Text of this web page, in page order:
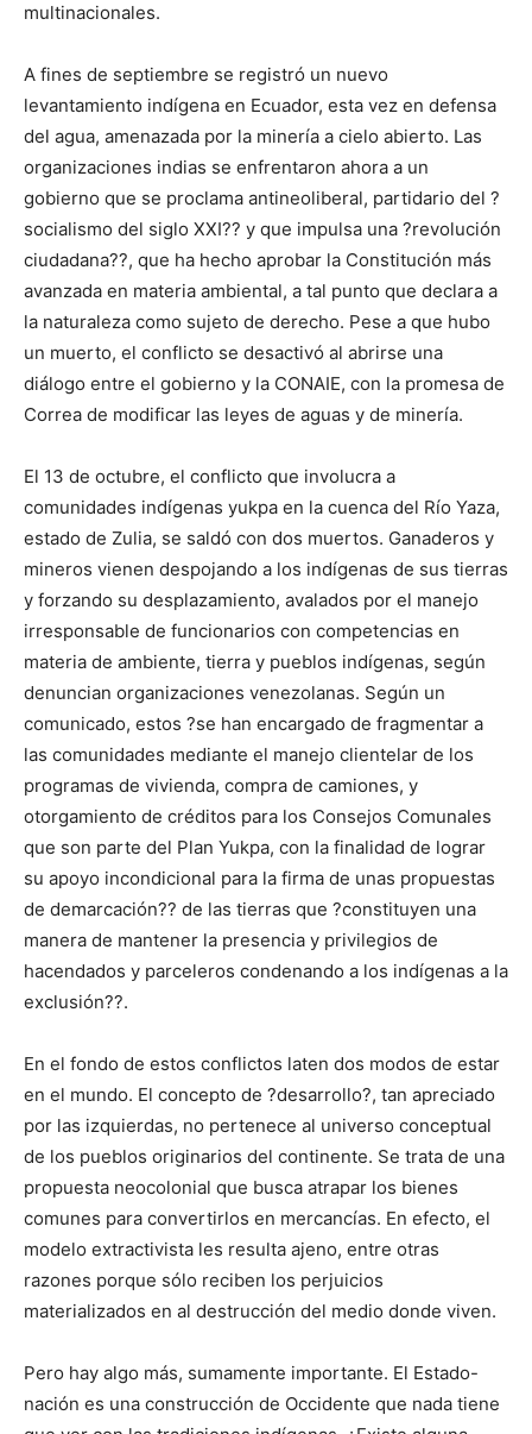
multinacionales.
A fines de septiembre se registró un nuevo
levantamiento indígena en Ecuador, esta vez en defensa
del agua, amenazada por la minería a cielo abierto. Las
organizaciones indias se enfrentaron ahora a un
gobierno que se proclama antineoliberal, partidario del ?
socialismo del siglo XXI?? y que impulsa una ?revolución
ciudadana??, que ha hecho aprobar la Constitución más
avanzada en materia ambiental, a tal punto que declara a
la naturaleza como sujeto de derecho. Pese a que hubo
un muerto, el conflicto se desactivó al abrirse una
diálogo entre el gobierno y la CONAIE, con la promesa de
Correa de modificar las leyes de aguas y de minería.
El 13 de octubre, el conflicto que involucra a
comunidades indígenas yukpa en la cuenca del Río Yaza,
estado de Zulia, se saldó con dos muertos. Ganaderos y
mineros vienen despojando a los indígenas de sus tierras
y forzando su desplazamiento, avalados por el manejo
irresponsable de funcionarios con competencias en
materia de ambiente, tierra y pueblos indígenas, según
denuncian organizaciones venezolanas. Según un
comunicado, estos ?se han encargado de fragmentar a
las comunidades mediante el manejo clientelar de los
programas de vivienda, compra de camiones, y
otorgamiento de créditos para los Consejos Comunales
que son parte del Plan Yukpa, con la finalidad de lograr
su apoyo incondicional para la firma de unas propuestas
de demarcación?? de las tierras que ?constituyen una
manera de mantener la presencia y privilegios de
hacendados y parceleros condenando a los indígenas a la
exclusión??.
En el fondo de estos conflictos laten dos modos de estar
en el mundo. El concepto de ?desarrollo?, tan apreciado
por las izquierdas, no pertenece al universo conceptual
de los pueblos originarios del continente. Se trata de una
propuesta neocolonial que busca atrapar los bienes
comunes para convertirlos en mercancías. En efecto, el
modelo extractivista les resulta ajeno, entre otras
razones porque sólo reciben los perjuicios
materializados en al destrucción del medio donde viven.
Pero hay algo más, sumamente importante. El Estado-
nación es una construcción de Occidente que nada tiene